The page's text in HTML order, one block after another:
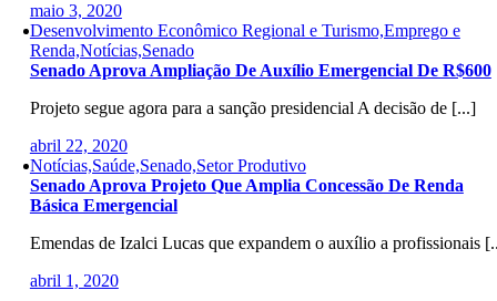
maio 3, 2020
Desenvolvimento Econômico Regional e Turismo,Emprego e
Renda,Notícias,Senado
Senado Aprova Ampliação De Auxílio Emergencial De R$600
Projeto segue agora para a sanção presidencial A decisão de [...]
abril 22, 2020
Notícias,Saúde,Senado,Setor Produtivo
Senado Aprova Projeto Que Amplia Concessão De Renda
Básica Emergencial
Emendas de Izalci Lucas que expandem o auxílio a profissionais
abril 1, 2020